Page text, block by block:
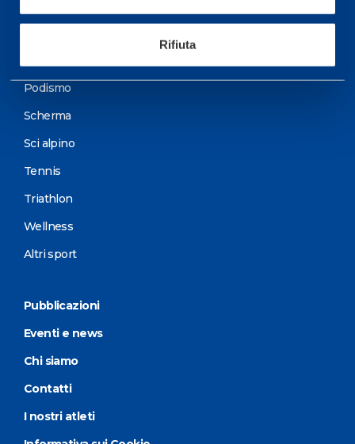
Rifiuta
Podismo
Scherma
Sci alpino
Tennis
Triathlon
Wellness
Altri sport
Pubblicazioni
Eventi e news
Chi siamo
Contatti
I nostri atleti